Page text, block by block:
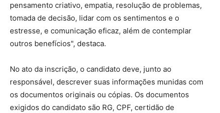
pensamento criativo, empatia, resolução de problemas,
tomada de decisão, lidar com os sentimentos e o
estresse, e comunicação eficaz, além de contemplar
outros benefícios", destaca.
No ato da inscrição, o candidato deve, junto ao
responsável, descrever suas informações munidas com
os documentos originais ou cópias. Os documentos
exigidos do candidato são RG, CPF, certidão de